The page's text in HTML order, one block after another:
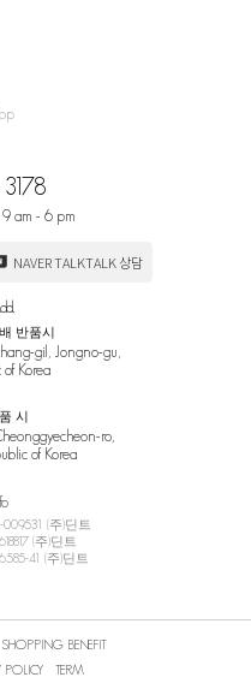
am - 6 pm
NAVER TALKTALK 상담
반품시
gil, Jongno-gu,
of Korea
시
ro,
of Korea
(주)딘트
(주)딘트
41 (주)딘트
SHOPPING BENEFIT
POLICY TERM